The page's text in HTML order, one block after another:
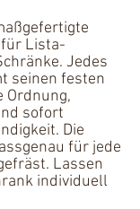
Lista-
Jedes
seinen festen
Ordnung,
sofort
Die
für jede
Lassen
individuell